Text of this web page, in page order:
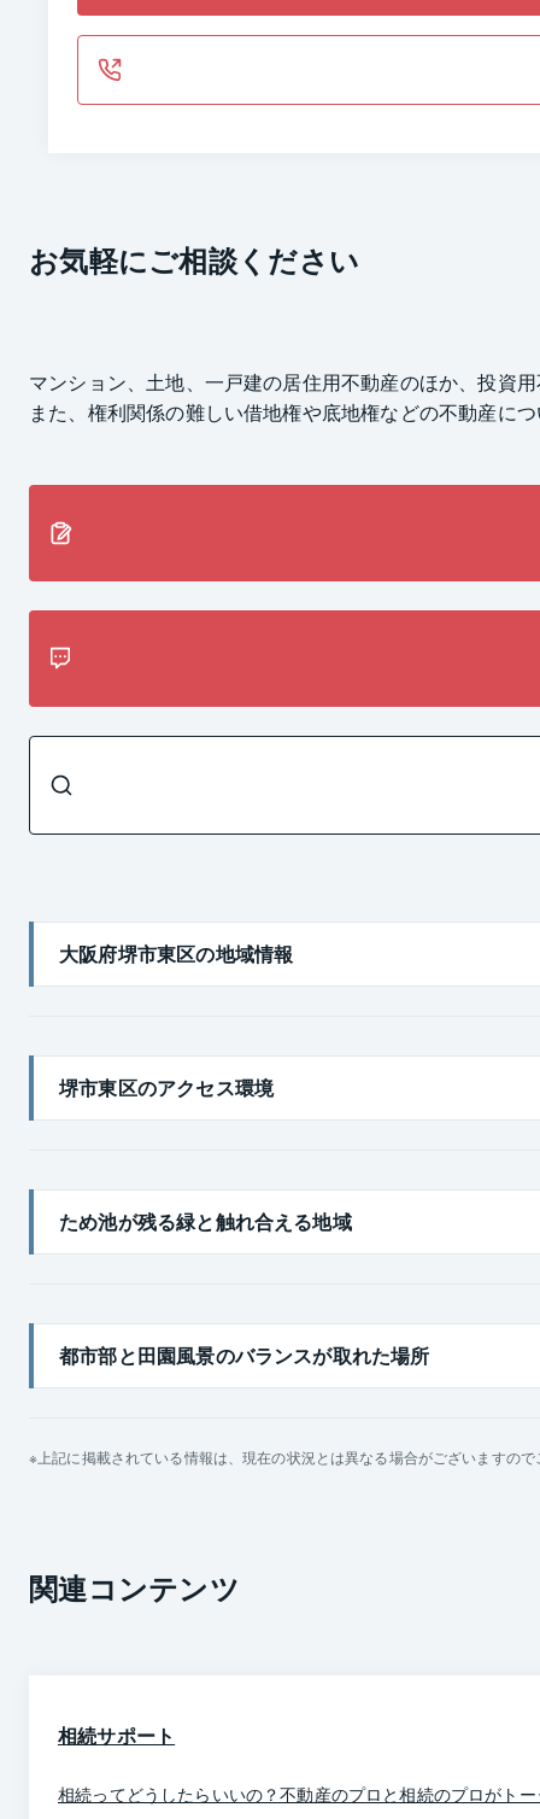
お気軽にご相談ください
マンション、土地、一戸建の居住用不動産のほか、投資
また、権利関係の難しい借地権や底地権などの不動産に
大阪府堺市東区の地域情報
堺市東区は堺市の中央東部に位置しています。中心部は市街
帯は古いまちなみやため池などの自然環境が残っています。
中央環状線や西南部の310号線の整備に伴い人口の増加が見
人口は2007年では約85,300人、2014年7月では約8万5千人
堺市東区のアクセス環境
国道310号、府道堺富田林線、泉大津美原線などが主要幹線
け応援バス」という名前で親しまれています。
ため池が残る緑と触れ合える地域
古くから残る農業などに利用されてきたため、池が多数点在
内には113箇所の都市公園があり、一番大きい公園にはハナ
また、古くから残されている神社や遺跡が見られるほか、江
文化や学習の場として利用できる施設もあります。
都市部と田園風景のバランスが取れた場所
東区は堺市のなかでも高い自治会の加入率となっています。
上記に掲載されている情報は、現在の状況とは異なる場合がございますの
関連コンテンツ
相続サポート
相続ってどうしたらいいの？不動産のプロと相続のプロがト